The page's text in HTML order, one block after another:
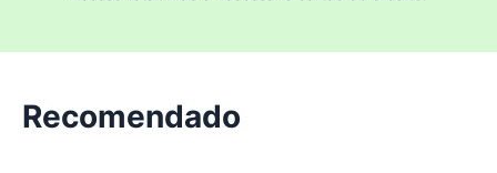
Recomendado